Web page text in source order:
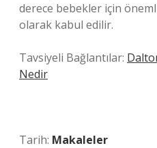
derece bebekler için
olarak kabul edilir.
Tavsiyeli Bağlantılar:
Nedir
Tarih: Makaleler